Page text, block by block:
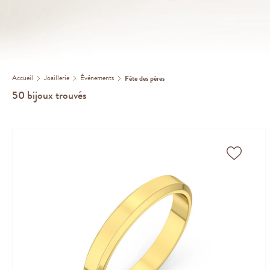
Accueil Joaillerie Évènements Fête des pères
50 bijoux trouvés